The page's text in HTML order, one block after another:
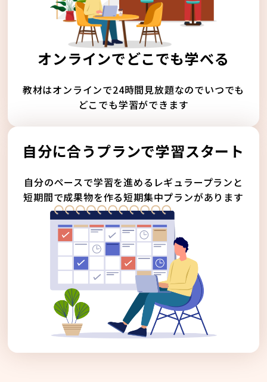
オンラインでどこでも学べる
教材はオンラインで24時間見放題なのでいつでも
どこでも学習ができます
自分に合うプランで学習スタート
自分のペースで学習を進めるレギュラープランと
短期間で成果物を作る短期集中プランがあります